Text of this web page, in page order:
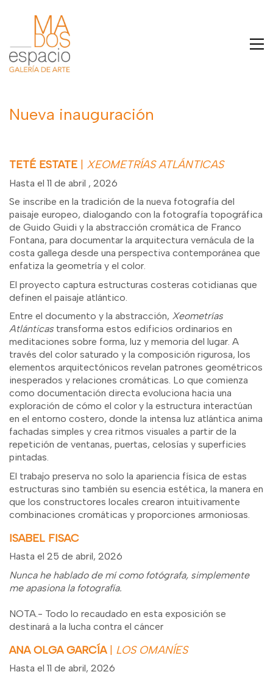
Nueva inauguración
TETÉ ESTATE XEOMETRÍAS ATLÁNTICAS
Hasta el 11 de abril , 2026
Se inscribe en la tradición de la nueva fotografía del
paisaje europeo, dialogando con la fotografía topográfica
de Guido Guidi y la abstracción cromática de Franco
Fontana, para documentar la arquitectura vernácula de la
costa gallega desde una perspectiva contemporánea que
enfatiza la geometría y el color.
El proyecto captura estructuras costeras cotidianas que
definen el paisaje atlántico.
Entre el documento y la abstracción, Xeometrías
Atlánticas transforma estos edificios ordinarios en
meditaciones sobre forma, luz y memoria del lugar. A
través del color saturado y la composición rigurosa, los
elementos arquitectónicos revelan patrones geométricos
inesperados y relaciones cromáticas. Lo que comienza
como documentación directa evoluciona hacia una
exploración de cómo el color y la estructura interactúan
en el entorno costero, donde la intensa luz atlántica anima
fachadas simples y crea ritmos visuales a partir de la
repetición de ventanas, puertas, celosías y superficies
pintadas.
El trabajo preserva no solo la apariencia física de estas
estructuras sino también su esencia estética, la manera en
que los constructores locales crearon intuitivamente
combinaciones cromáticas y proporciones armoniosas.
ISABEL FISAC
Hasta el 25 de abril, 2026
Nunca he hablado de mí como fotógrafa, simplemente
me apasiona la fotografía.
NOTA.- Todo lo recaudado en esta exposición se
destinará a la lucha contra el cáncer
ANA OLGA GARCÍA| LOS OMANÍES
Hasta el 11 de abril, 2026